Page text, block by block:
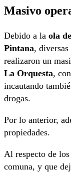
Masivo
Debido a la ola
Pintana,
realizaron un
La Orquesta,
incautando
drogas.
Por lo anterior,
propiedades.
Al respecto de
comuna, y que